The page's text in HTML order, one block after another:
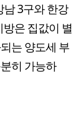
남 3구와 한강
은 집값이 별
는 양도세 부
히 가능하